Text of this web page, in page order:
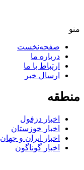
منو
صفحه‌نخست
درباره ما
ارتباط با ما
ارسال خبر
منطقه
اخبار دزفول
اخبار خوزستان
اخبار ایران و جهان
اخبار گوناگون